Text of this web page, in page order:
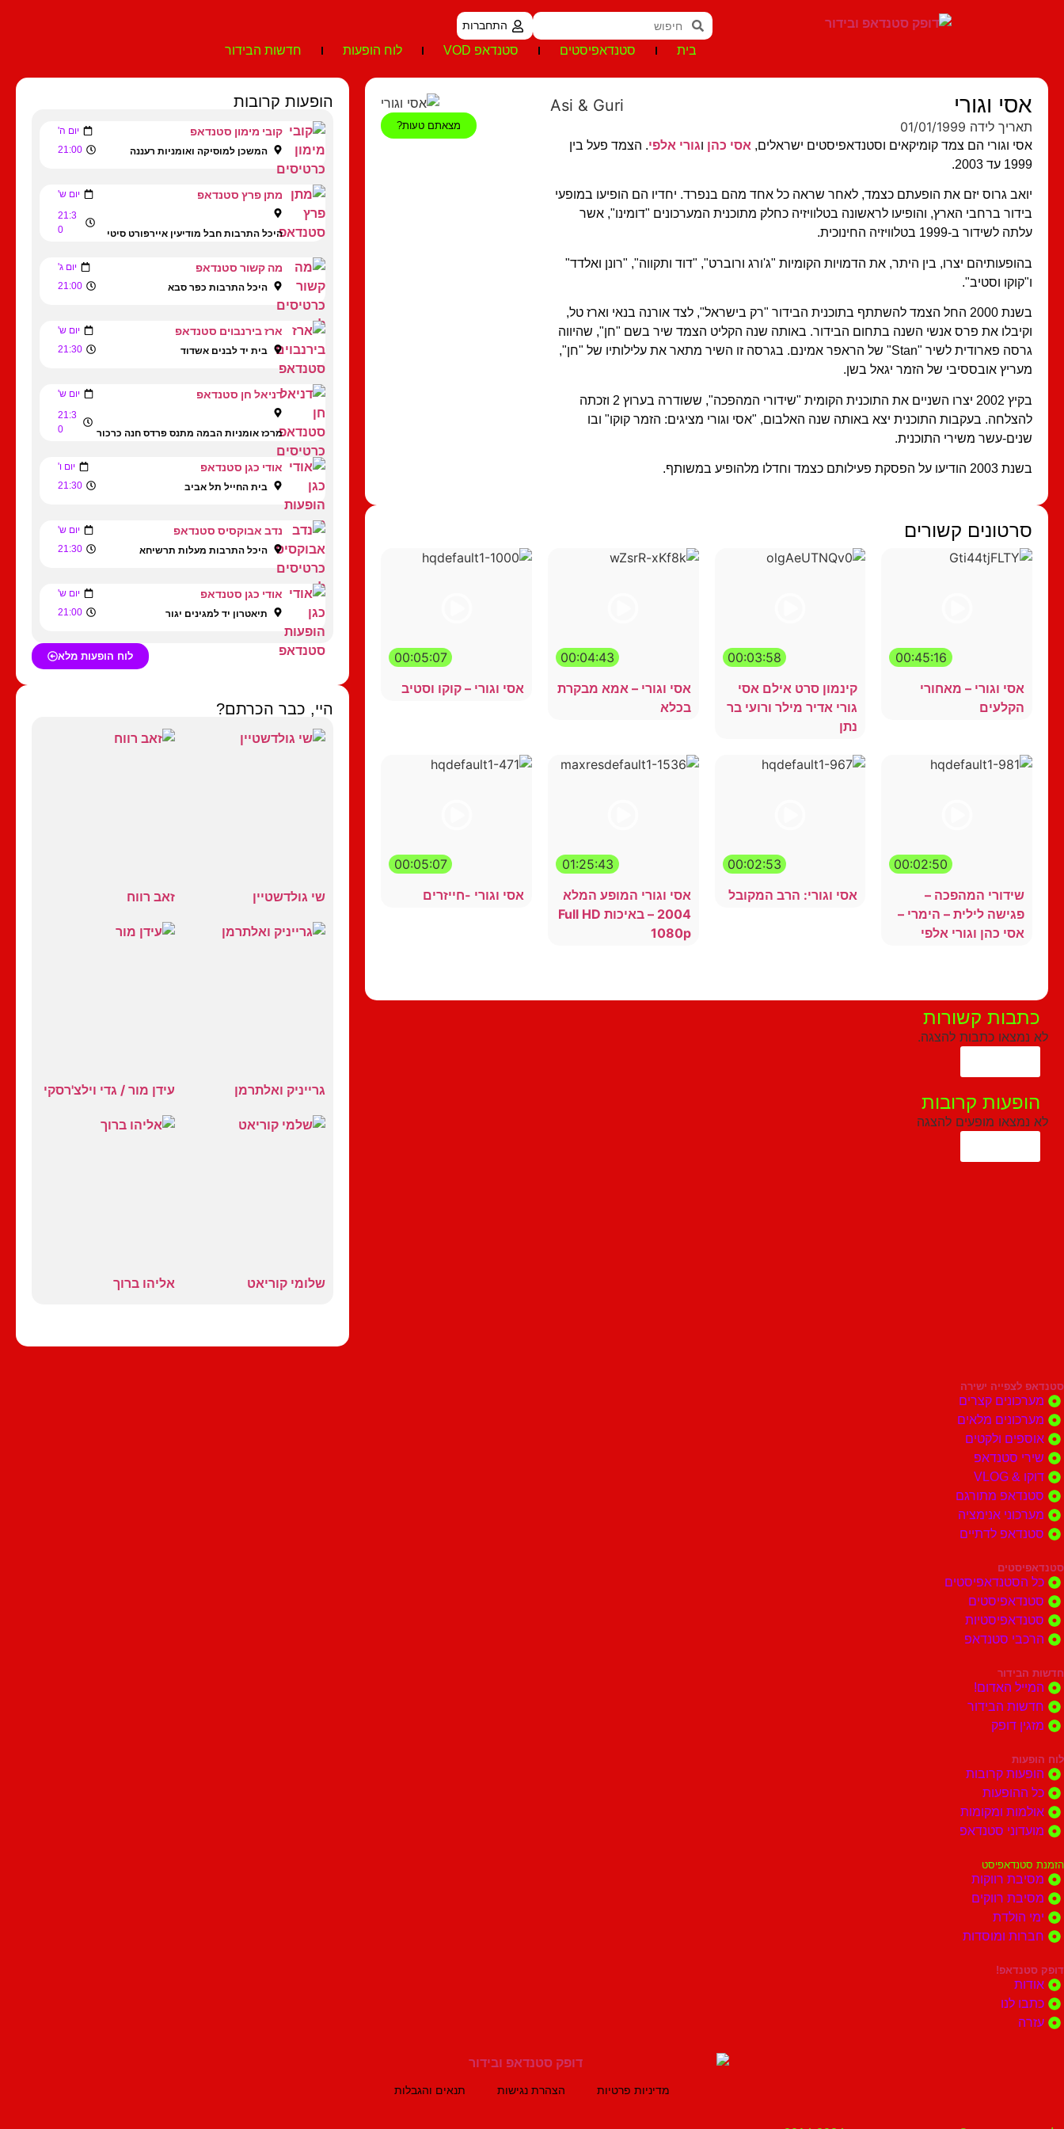
התחברות
בית סטנדאפיסטים סטנדאפ VOD לוח הופעות חדשות הבידור
אסי וגורי Asi & Guri
תאריך לידה 01/01/1999
אסי וגורי הם צמד קומיקאים וסטנדאפיסטים ישראלים, אסי כהן וגורי אלפי. הצמד פעל בין
1999 עד 2003.
יואב גרוס יזם את הופעתם כצמד, לאחר שראה כל אחד מהם בנפרד. יחדיו הם הופיעו במופעי
בידור ברחבי הארץ, והופיעו לראשונה בטלוויזיה כחלק מתוכנית המערכונים "דומינו", אשר
עלתה לשידור ב-1999 בטלוויזיה החינוכית.
בהופעותיהם יצרו, בין היתר, את הדמויות הקומיות "ג'ורג ורוברט", "דוד ותקווה", "רונן ואלדד"
ו"קוקו וסטיב".
בשנת 2000 החל הצמד להשתתף בתוכנית הבידור "רק בישראל", לצד אורנה בנאי וארז טל,
וקיבלו את פרס אנשי השנה בתחום הבידור. באותה שנה הקליט הצמד שיר בשם "חן", שהיווה
גרסה פארודית לשיר "Stan" של הראפר אמינם. בגרסה זו השיר מתאר את עלילותיו של "חן",
מעריץ אובססיבי של הזמר יגאל בשן.
בקיץ 2002 יצרו השניים את התוכנית הקומית "שידורי המהפכה", ששודרה בערוץ 2 וזכתה
להצלחה. בעקבות התוכנית יצא באותה שנה האלבום, "אסי וגורי מציגים: הזמר קוקו" ובו
שנים-עשר משירי התוכנית.
בשנת 2003 הודיעו על הפסקת פעילותם כצמד וחדלו מלהופיע במשותף.
מצאתם טעות?
סרטונים קשורים
00:45:16
אסי וגורי – מאחורי
הקלעים
00:03:58
קינמון סרט אילם אסי
גורי אדיר מילר ורועי בר
נתן
00:04:43
אסי וגורי – אמא מבקרת
בכלא
00:05:07
אסי וגורי – קוקו וסטיב
00:02:50
שידורי המהפכה –
פגישה לילית – הימרי –
אסי כהן וגורי אלפי
00:02:53
אסי וגורי: הרב המקובל
01:25:43
אסי וגורי המופע המלא
2004 – באיכות Full HD
1080p
00:05:07
אסי וגורי -חייזרים
כתבות קשורות
לא נמצאו כתבות להצגה.
הופעות קרובות
לא נמצאו מופעים להצגה
הופעות קרובות
קובי מימון סטנדאפ יום ה'
המשכן למוסיקה ואומניות רעננה 21:00
מתן פרץ סטנדאפ יום ש'
היכל התרבות חבל מודיעין איירפורט סיטי
21:3
0
מה קשור סטנדאפ יום ג'
היכל התרבות כפר סבא 21:00
ארז בירנבוים סטנדאפ יום ש'
בית יד לבנים אשדוד 21:30
דניאל חן סטנדאפ יום ש'
מרכז אומניות הבמה מתנס פרדס חנה כרכור
21:3
0
אודי כגן סטנדאפ יום ו'
בית החייל תל אביב 21:30
נדב אבוקסיס סטנדאפ יום ש'
היכל התרבות מעלות תרשיחא 21:30
אודי כגן סטנדאפ יום ש'
תיאטרון יד למגינים יגור 21:00
לוח הופעות מלא
היי, כבר הכרתם?
שי גולדשטיין זאב רווח
גרייניק ואלתרמן עידן מור / גדי וילצ'רסקי
שלומי קוריאט אליהו ברוך
סטנדאפ לצפייה ישירה
מערכונים קצרים
מערכונים מלאים
אוספים ולקטים
שירי סטנדאפ
דוקו & VLOG
סטנדאפ מתורגם
מערכוני אנימציה
סטנדאפ לדתיים
סטנדאפיסטים
כל הסטנדאפיסטים
סטנדאפיסטים
סטנדאפיסטיות
הרכבי סטנדאפ
חדשות הבידור
המייל האדום!
חדשות הבידור
מזגין דופק
לוח הופעות
הופעות קרובות
כל ההופעות
אולמות ומקומות
מועדוני סטנדאפ
הזמנת סטנדאפיסט
מסיבת רווקות
מסיבת רווקים
ימי הולדת
חברות ומוסדות
דופק סטנדאפ!
אודות
כתבו לנו
עזרה
מדיניות פרטיות הצהרת נגישות תנאים והגבלות